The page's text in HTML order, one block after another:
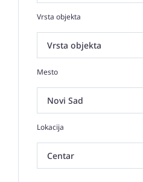
Vrsta objekta
Mesto
Lokacija
Centar